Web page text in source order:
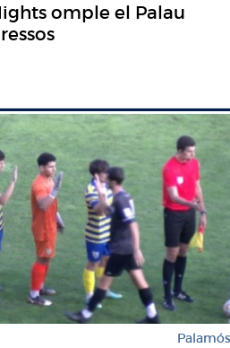
omple el Palau
Palamós